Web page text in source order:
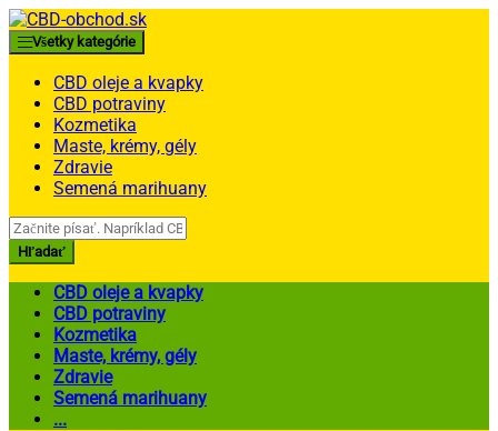
Skip
to
navigation
Skip
to
content
Všetky kategórie
CBD oleje a kvapky
CBD potraviny
Kozmetika
Maste, krémy, gély
Zdravie
Semená marihuany
Search
for:
Hľadať
CBD oleje a kvapky
CBD potraviny
Kozmetika
Maste, krémy, gély
Zdravie
Semená marihuany
...